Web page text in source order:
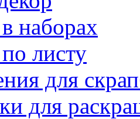
наборах
листу
для
для